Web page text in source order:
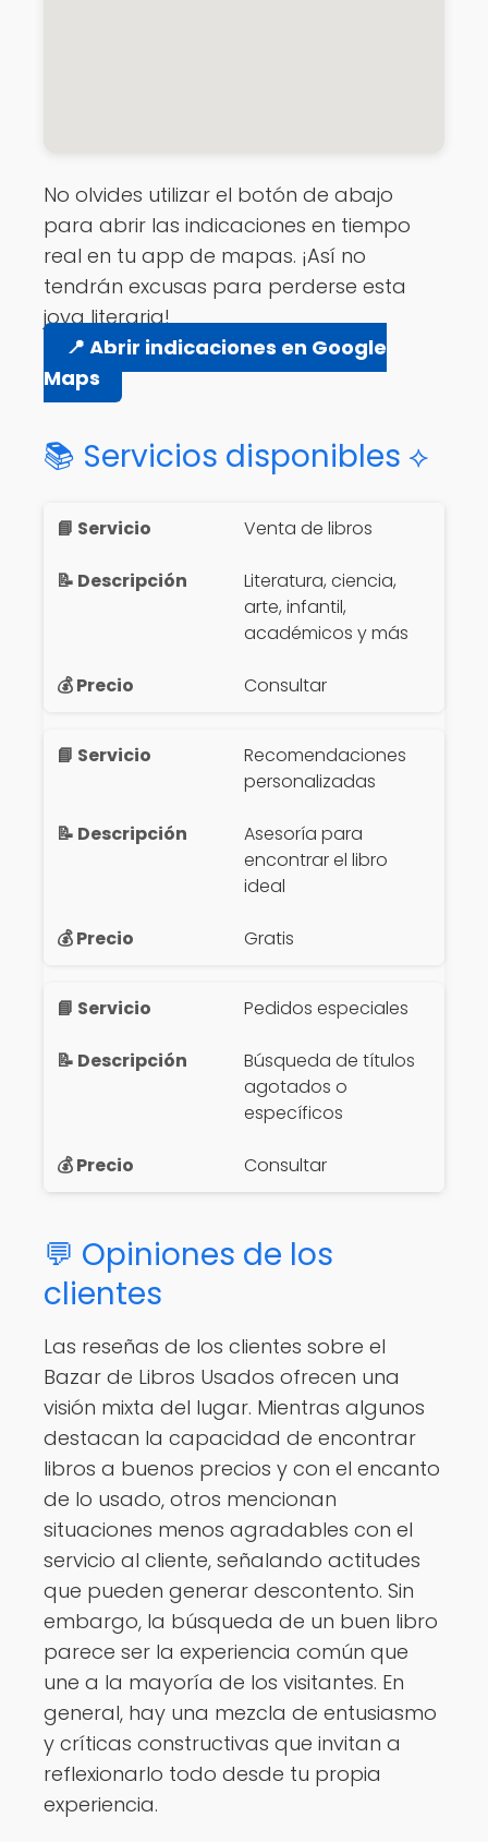
No olvides utilizar el botón de abajo
para abrir las indicaciones en tiempo
real en tu app de mapas. ¡Así no
tendrán excusas para perderse esta
joya literaria!
📍 Abrir indicaciones en Google
Maps
📚 Servicios disponibles ⟡
Venta de libros
Literatura, ciencia,
arte, infantil,
académicos y más
Consultar
Recomendaciones
personalizadas
Asesoría para
encontrar el libro
ideal
Gratis
Pedidos especiales
Búsqueda de títulos
agotados o
específicos
Consultar
💬 Opiniones de los
clientes
Las reseñas de los clientes sobre el
Bazar de Libros Usados ofrecen una
visión mixta del lugar. Mientras algunos
destacan la capacidad de encontrar
libros a buenos precios y con el encanto
de lo usado, otros mencionan
situaciones menos agradables con el
servicio al cliente, señalando actitudes
que pueden generar descontento. Sin
embargo, la búsqueda de un buen libro
parece ser la experiencia común que
une a la mayoría de los visitantes. En
general, hay una mezcla de entusiasmo
y críticas constructivas que invitan a
reflexionarlo todo desde tu propia
experiencia.